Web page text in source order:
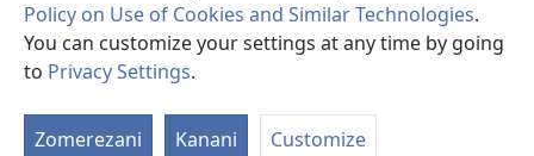
Policy on Use of Cookies and Similar Technologies.
You can customize your settings at any time by going
to Privacy Settings.
Zomerezani Kanani Customize
Copyright© 2026 Watch Tower Bible and Tract Society of Pennsylvania.
FUNDU ZO MUKHUMBIKA KULONDO
MUNGASINTHIYA VAKUKWASKANA NDI KUSUNGA CHISISI